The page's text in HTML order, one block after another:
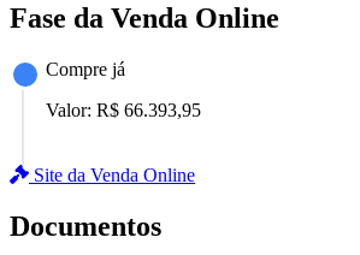
Fase da Venda Online
Compre já
Valor: R$ 66.393,95
Site da Venda Online
Documentos